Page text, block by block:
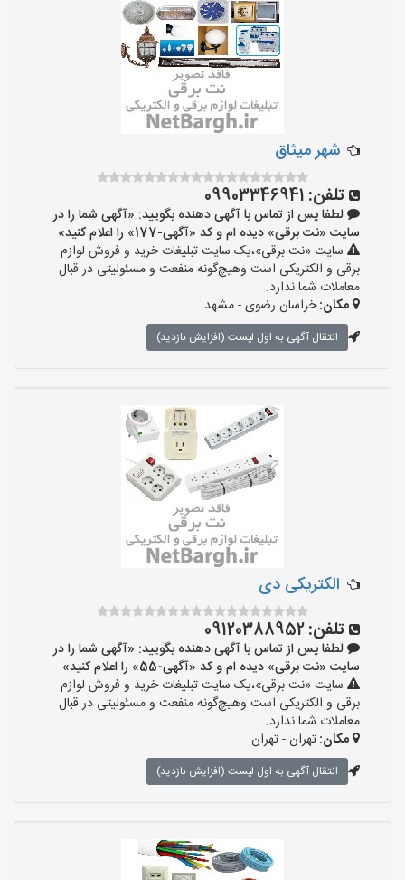
شهر میثاق
تلفن: 09903346941
لطفا پس از تماس با آگهی دهنده بگویید: «آگهی شما را در
سایت «نت برقی» دیده ام و کد «آگهی-177» را اعلام کنید»
سایت «نت برقی»،یک سایت تبلیغات خرید و فروش لوازم
برقی و الکتریکی است وهیچ‌گونه منفعت و مسئولیتی در قبال
معاملات شما ندارد.
مکان:خراسان رضوی - مشهد
انتقال آگهی به اول لیست (افزایش بازدید)
الکتریکی دی
تلفن:09120388952
لطفا پس از تماس با آگهی دهنده بگویید: «آگهی شما را در
سایت «نت برقی» دیده ام و کد «آگهی-55» را اعلام کنید»
سایت «نت برقی»،یک سایت تبلیغات خرید و فروش لوازم
برقی و الکتریکی است وهیچ‌گونه منفعت و مسئولیتی در قبال
معاملات شما ندارد.
مکان:تهران - تهران
انتقال آگهی به اول لیست (افزایش بازدید)